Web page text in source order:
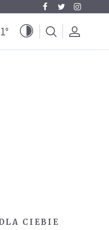
°
CIEBIE